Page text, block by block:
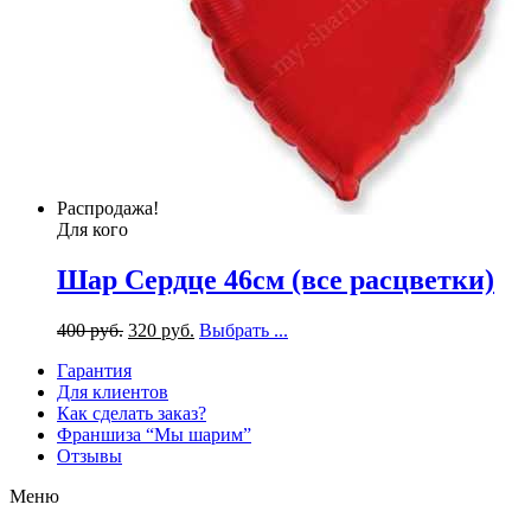
Распродажа!
Для кого
Шар Сердце 46см (все расцветки)
400руб. 320 руб. Выбрать ...
Гарантия
Для клиентов
Как сделать заказ?
Франшиза “Мы шарим”
Отзывы
Меню